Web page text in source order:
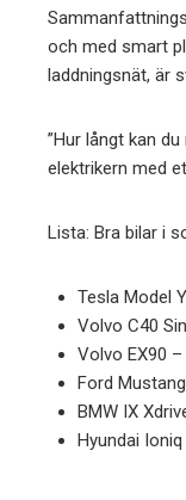
och med smart
laddningsnät, är
”Hur långt kan
elektrikern med
Lista: Bra bilar i
Tesla Model
Volvo C40
Volvo EX90 –
Ford
BMW IX
Hyundai